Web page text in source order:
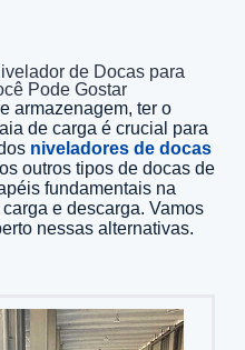
de Docas para
Pode Gostar
armazenagem, ter o
de carga é crucial para
niveladores de docas
outros tipos de docas de
fundamentais na
e descarga. Vamos
nessas alternativas.